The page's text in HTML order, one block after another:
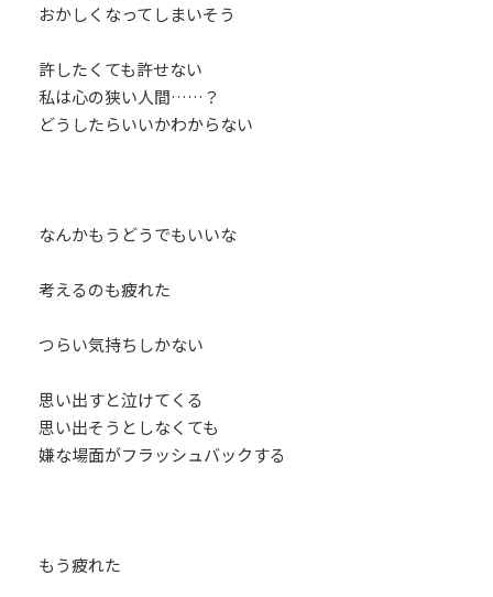
おかしくなってしまいそう
許したくても許せない
私は心の狭い人間……？
どうしたらいいかわからない
なんかもうどうでもいいな
考えるのも疲れた
つらい気持ちしかない
思い出すと泣けてくる
思い出そうとしなくても
嫌な場面がフラッシュバックする
もう疲れた